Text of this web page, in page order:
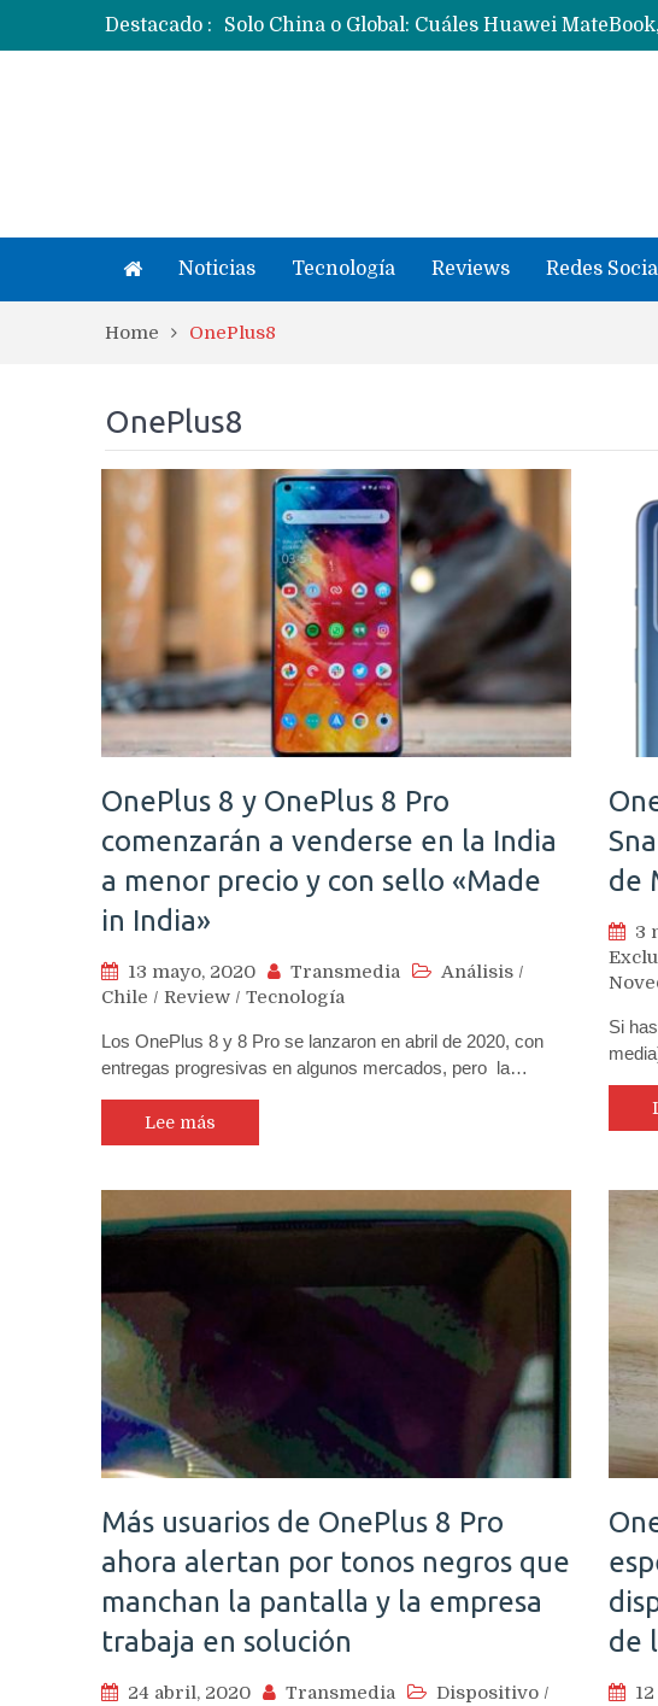
Destacado :
Noticias Tecnología Reviews Redes
Home OnePlus8
OnePlus8
OnePlus 8 y OnePlus 8 Pro
comenzarán a venderse en la India
a menor precio y con sello «Made
in India»
13 mayo, 2020 Transmedia Análisis /
Chile / Review / Tecnología
Los OnePlus 8 y 8 Pro se lanzaron en abril de 2020, con
entregas progresivas en algunos mercados, pero la…
Lee más
de
3
Si
Más usuarios de OnePlus 8 Pro
ahora alertan por tonos negros que
manchan la pantalla y la empresa
trabaja en solución
24 abril, 2020 Transmedia Dispositivo /
de